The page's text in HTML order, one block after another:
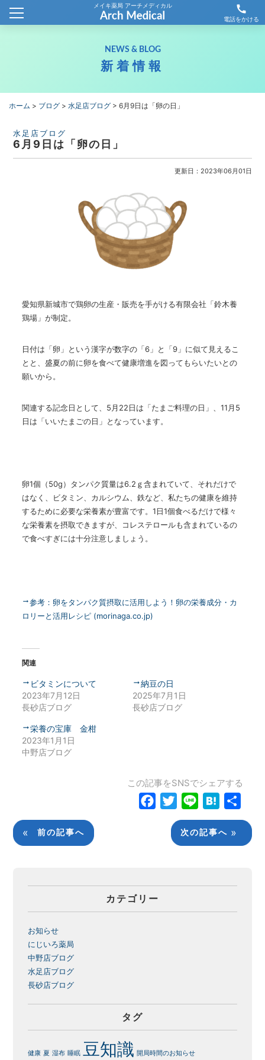
メイキ薬局 アーチメディカル call
電話をかける
ホーム
新着情報
薬局情報
採用情報
NEWS & BLOG
新着情報
ホーム > ブログ > 水足店ブログ > 6月9日は「卵の日」
水足店ブログ
6月9日は「卵の日」
更新日：2023年06月01日
愛知県新城市で鶏卵の生産・販売を手がける有限会社「鈴木養
鶏場」が制定。
日付は「卵」という漢字が数字の「6」と「9」に似て見えるこ
とと、盛夏の前に卵を食べて健康増進を図ってもらいたいとの
願いから。
関連する記念日として、5月22日は「たまご料理の日」、11月5
日は「いいたまごの日」となっています。
卵1個（50g）タンパク質量は6.2ｇ含まれていて、それだけで
はなく、ビタミン、カルシウム、鉄など、私たちの健康を維持
するために必要な栄養素が豊富です。1日1個食べるだけで様々
な栄養素を摂取できますが、コレステロールも含まれているの
で食べすぎには十分注意しましょう。
参考：卵をタンパク質摂取に活用しよう！卵の栄養成分・カ
ロリーと活用レシピ (morinaga.co.jp)
関連
ビタミンについて
2023年7月12日
長砂店ブログ
納豆の日
2025年7月1日
長砂店ブログ
栄養の宝庫 金柑
2023年1月1日
中野店ブログ
この記事をSNSでシェアする
FacebookTwitterLine Hatena
有
« 前の記事へ 次の記事へ »
カテゴリー
お知らせ
にじいろ薬局
中野店ブログ
水足店ブログ
長砂店ブログ
タグ
健康 夏 湿布 睡眠 豆知識 開局時間のお知らせ